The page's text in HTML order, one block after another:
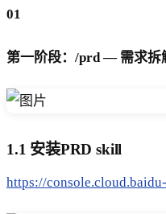
01
第一阶段：/prd — 需求拆
1.1 安装PRD skill
https://